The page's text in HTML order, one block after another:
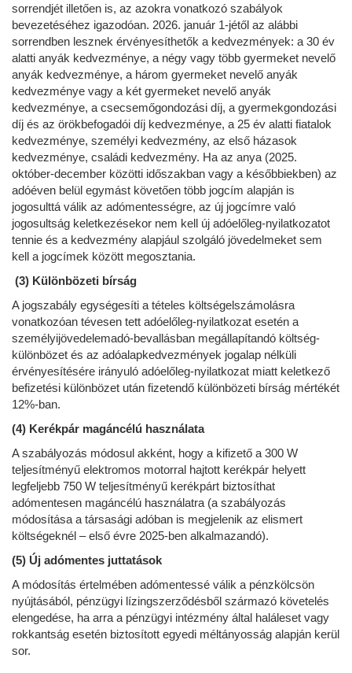
sorrendjét illetően is, az azokra vonatkozó szabályok
bevezetéséhez igazodóan. 2026. január 1-jétől az alábbi
sorrendben lesznek érvényesíthetők a kedvezmények: a 30 év
alatti anyák kedvezménye, a négy vagy több gyermeket nevelő
anyák kedvezménye, a három gyermeket nevelő anyák
kedvezménye vagy a két gyermeket nevelő anyák
kedvezménye, a csecsemőgondozási díj, a gyermekgondozási
díj és az örökbefogadói díj kedvezménye, a 25 év alatti fiatalok
kedvezménye, személyi kedvezmény, az első házasok
kedvezménye, családi kedvezmény. Ha az anya (2025.
október-december közötti időszakban vagy a későbbiekben) az
adóéven belül egymást követően több jogcím alapján is
jogosulttá válik az adómentességre, az új jogcímre való
jogosultság keletkezésekor nem kell új adóelőleg-nyilatkozatot
tennie és a kedvezmény alapjául szolgáló jövedelmeket sem
kell a jogcímek között megosztania.
(3) Különbözeti bírság
A jogszabály egységesíti a tételes költségelszámolásra
vonatkozóan tévesen tett adóelőleg-nyilatkozat esetén a
személyijövedelemadó-bevallásban megállapítandó költség-
különbözet és az adóalapkedvezmények jogalap nélküli
érvényesítésére irányuló adóelőleg-nyilatkozat miatt keletkező
befizetési különbözet után fizetendő különbözeti bírság mértékét
12%-ban.
(4) Kerékpár magáncélú használata
A szabályozás módosul akként, hogy a kifizető a 300 W
teljesítményű elektromos motorral hajtott kerékpár helyett
legfeljebb 750 W teljesítményű kerékpárt biztosíthat
adómentesen magáncélú használatra (a szabályozás
módosítása a társasági adóban is megjelenik az elismert
költségeknél – első évre 2025-ben alkalmazandó).
(5) Új adómentes juttatások
A módosítás értelmében adómentessé válik a pénzkölcsön
nyújtásából, pénzügyi lízingszerződésből származó követelés
elengedése, ha arra a pénzügyi intézmény által haláleset vagy
rokkantság esetén biztosított egyedi méltányosság alapján kerül
sor.